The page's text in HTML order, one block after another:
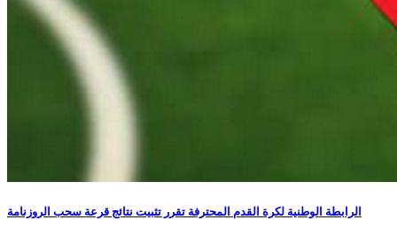
الرابطة الوطنية لكرة القدم المحترفة تقرر تثبيت نتائج قرعة سحب الروزنامة